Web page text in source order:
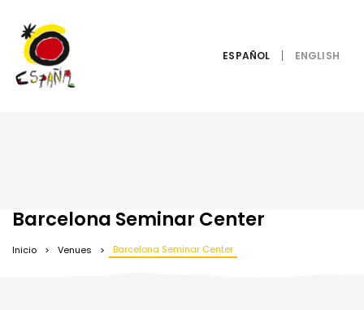
ESPAÑOL
Barcelona Seminar Center
Inicio Venues Barcelona Seminar Center